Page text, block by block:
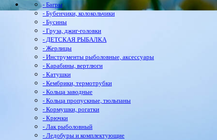
- Багры
- Бубенчики, колокольчики
- Бусины
- Груза, джиг-головки
- ДЕТСКАЯ РЫБАЛКА
- Жерлицы
- Инструменты рыболовные, аксессуары
- Карабины, вертлюги
- Катушки
- Кембрики, термотрубки
- Кольца заводные
- Кольца пропускные, тюльпаны
- Кормушки, рогатки
- Крючки
- Лак рыболовный
- Ледобуры и комплектующие